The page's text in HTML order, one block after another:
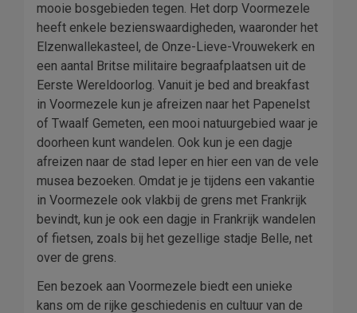
mooie bosgebieden tegen. Het dorp Voormezele
heeft enkele bezienswaardigheden, waaronder het
Elzenwallekasteel, de Onze-Lieve-Vrouwekerk en
een aantal Britse militaire begraafplaatsen uit de
Eerste Wereldoorlog. Vanuit je bed and breakfast
in Voormezele kun je afreizen naar het Papenelst
of Twaalf Gemeten, een mooi natuurgebied waar je
doorheen kunt wandelen. Ook kun je een dagje
afreizen naar de stad Ieper en hier een van de vele
musea bezoeken. Omdat je je tijdens een vakantie
in Voormezele ook vlakbij de grens met Frankrijk
bevindt, kun je ook een dagje in Frankrijk wandelen
of fietsen, zoals bij het gezellige stadje Belle, net
over de grens.
Een bezoek aan Voormezele biedt een unieke
kans om de rijke geschiedenis en cultuur van de